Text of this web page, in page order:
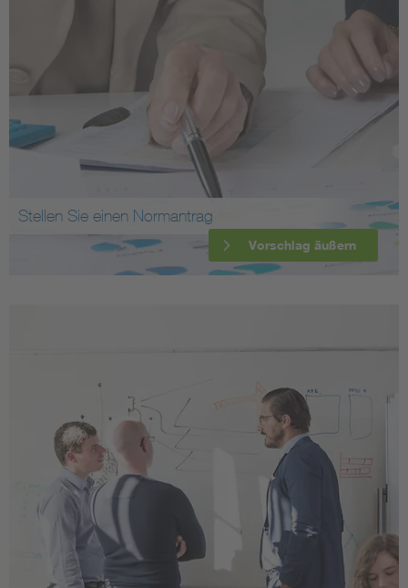
Stellen Sie einen Normantrag
Vorschlag äußern